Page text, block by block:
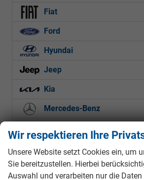
Fiat
Ford
Hyundai
Jeep
Kia
Mercedes-Benz
Mitsubishi
Nissan
Wir respektieren Ihre
Unsere Website setzt Cookies ein, um
Sie bereitzustellen. Hierbei
Auswahl und verarbeiten nur die